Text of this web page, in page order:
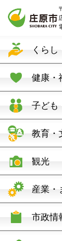
くらし
健康・
子ども
教育・
観光
産業・
市政情